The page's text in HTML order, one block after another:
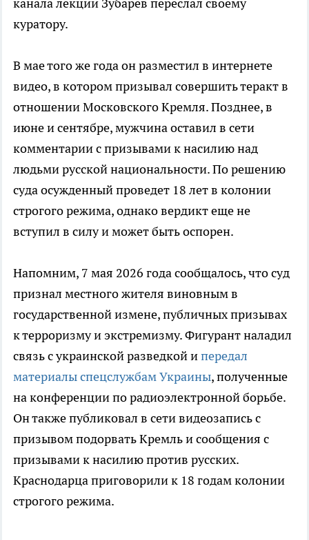
канала лекции Зубарев переслал своему
куратору.
В мае того же года он разместил в интернете
видео, в котором призывал совершить теракт в
отношении Московского Кремля. Позднее, в
июне и сентябре, мужчина оставил в сети
комментарии с призывами к насилию над
людьми русской национальности. По решению
суда осужденный проведет 18 лет в колонии
строгого режима, однако вердикт еще не
вступил в силу и может быть оспорен.
Напомним, 7 мая 2026 года сообщалось, что суд
признал местного жителя виновным в
государственной измене, публичных призывах
к терроризму и экстремизму. Фигурант наладил
связь с украинской разведкой ипередал
материалы спецслужбам Украины, полученные
на конференции по радиоэлектронной борьбе.
Он также публиковал в сети видеозапись с
призывом подорвать Кремль и сообщения с
призывами к насилию против русских.
Краснодарца приговорили к 18 годам колонии
строгого режима.